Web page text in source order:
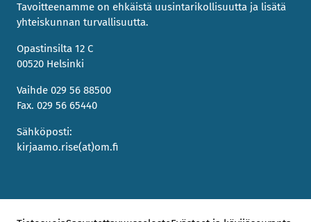
Tavoitteenamme on ehkäistä uusintarikollisuutta ja lisätä
yhteiskunnan turvallisuutta.
Opastinsilta 12 C
00520 Helsinki
Vaihde 029 56 88500
Fax. 029 56 65440
Sähköposti:
kirjaamo.rise(at)om.fi